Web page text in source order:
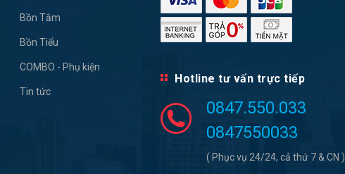
Bồn Tắm
Bồn Tiểu
COMBO - Phụ kiện
Tin tức
Hotline tư vấn trực tiếp
0847.550.033
0847550033
( Phục vụ 24/24, cả thứ 7 & CN )